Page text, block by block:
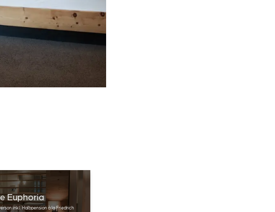
Euphoria
inkl. Halbpension à la Friedrich